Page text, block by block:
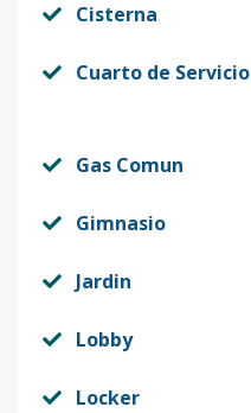
Cisterna
Cuarto de Servicio
Gas Comun
Gimnasio
Jardin
Lobby
Locker